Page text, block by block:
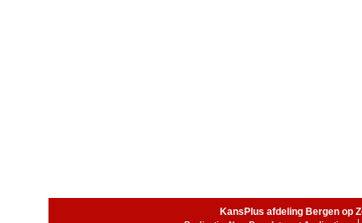
KansPlus afdeling Bergen op